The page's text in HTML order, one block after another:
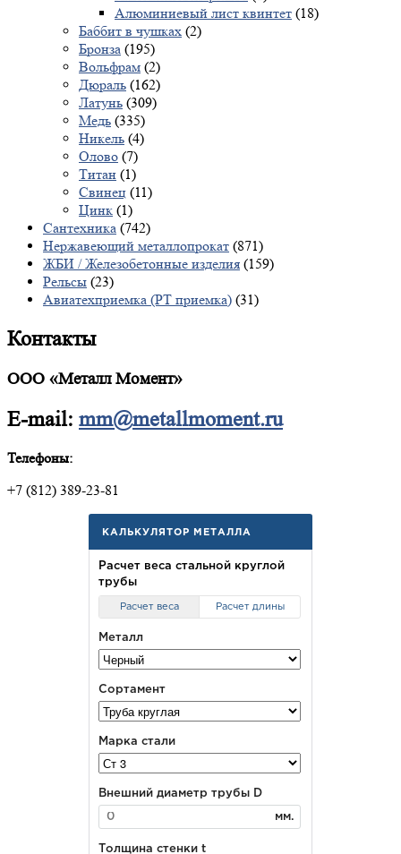
Алюминиевый лист квинтет (18)
Баббит в чушках (2)
Бронза (195)
Вольфрам (2)
Дюраль (162)
Латунь (309)
Медь (335)
Никель (4)
Олово (7)
Титан (1)
Свинец (11)
Цинк (1)
Сантехника (742)
Нержавеющий металлопрокат (871)
ЖБИ / Железобетонные изделия (159)
Рельсы (23)
Авиатехприемка (РТ приемка) (31)
Контакты
ООО «Металл Момент»
E-mail: mm@metallmoment.ru
Телефоны:
+7 (812) 389-23-81